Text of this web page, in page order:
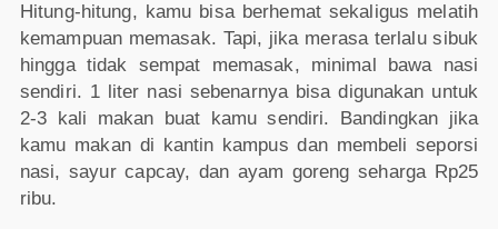
Hitung-hitung, kamu bisa berhemat sekaligus melatih
kemampuan memasak. Tapi, jika merasa terlalu sibuk
hingga tidak sempat memasak, minimal bawa nasi
sendiri. 1 liter nasi sebenarnya bisa digunakan untuk
2-3 kali makan buat kamu sendiri. Bandingkan jika
kamu makan di kantin kampus dan membeli seporsi
nasi, sayur capcay, dan ayam goreng seharga Rp25
ribu.